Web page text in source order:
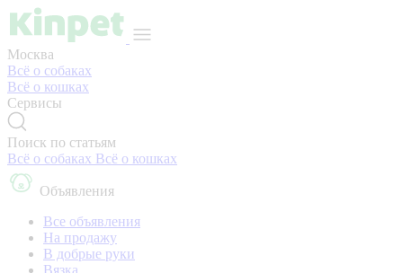
Москва
Всё о собаках
Всё о кошках
Сервисы
Поиск по статьям
Всё о собаках Всё о кошках
Объявления
Все объявления
На продажу
В добрые руки
Вязка